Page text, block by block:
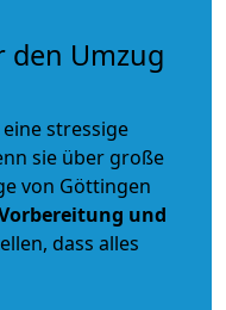
den Umzug
stressige
sie über große
von Göttingen
und
dass alles